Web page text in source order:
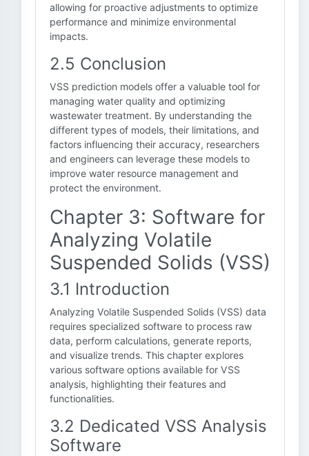
allowing for proactive adjustments to optimize
performance and minimize environmental
impacts.
2.5 Conclusion
VSS prediction models offer a valuable tool for
managing water quality and optimizing
wastewater treatment. By understanding the
different types of models, their limitations, and
factors influencing their accuracy, researchers
and engineers can leverage these models to
improve water resource management and
protect the environment.
Chapter 3: Software for
Analyzing Volatile
Suspended Solids (VSS)
3.1 Introduction
Analyzing Volatile Suspended Solids (VSS) data
requires specialized software to process raw
data, perform calculations, generate reports,
and visualize trends. This chapter explores
various software options available for VSS
analysis, highlighting their features and
functionalities.
3.2 Dedicated VSS Analysis
Software